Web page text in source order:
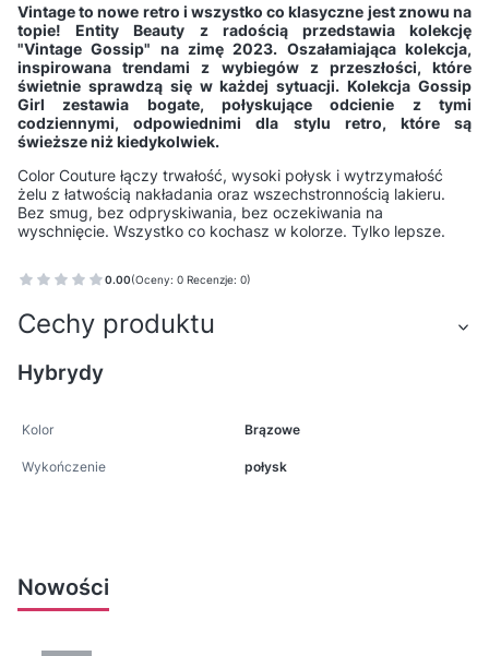
Vintage to nowe retro i wszystko co klasyczne jest znowu na
topie! Entity Beauty z radością przedstawia kolekcję
"Vintage Gossip" na zimę 2023. Oszałamiająca kolekcja,
inspirowana trendami z wybiegów z przeszłości, które
świetnie sprawdzą się w każdej sytuacji. Kolekcja Gossip
Girl zestawia bogate, połyskujące odcienie z tymi
codziennymi, odpowiednimi dla stylu retro, które są
świeższe niż kiedykolwiek.
Color Couture łączy trwałość, wysoki połysk i wytrzymałość
żelu z łatwością nakładania oraz wszechstronnością lakieru.
Bez smug, bez odpryskiwania, bez oczekiwania na
wyschnięcie. Wszystko co kochasz w kolorze. Tylko lepsze.
0.00(Oceny: 0 Recenzje: 0)
Cechy produktu
Hybrydy
Kolor Brązowe
Wykończenie połysk
Nowości